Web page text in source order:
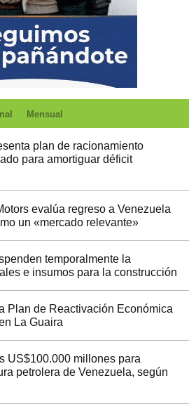
Mensual
plan de racionamiento
para amortiguar déficit
evalúa regreso a Venezuela
un «mercado relevante»
temporalmente la
e insumos para la construcción
Plan de Reactivación Económica
La Guaira
US$100.000 millones para
petrolera de Venezuela, según